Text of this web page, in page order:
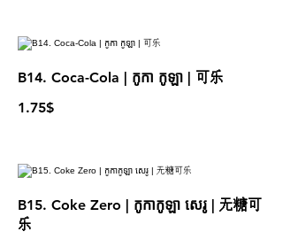
B14. Coca-Cola | កូកា កូឡា | 可乐
1.75$
B15. Coke Zero | កូកាកូឡា សេរូ | 无糖可
乐